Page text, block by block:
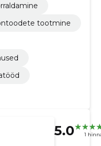
tootmine
5.0 1